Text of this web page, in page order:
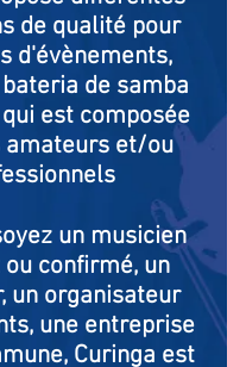
de qualité pour
d'évènements,
de samba
est composée
et/ou
un musicien
confirmé, un
un organisateur
une entreprise
Curinga est